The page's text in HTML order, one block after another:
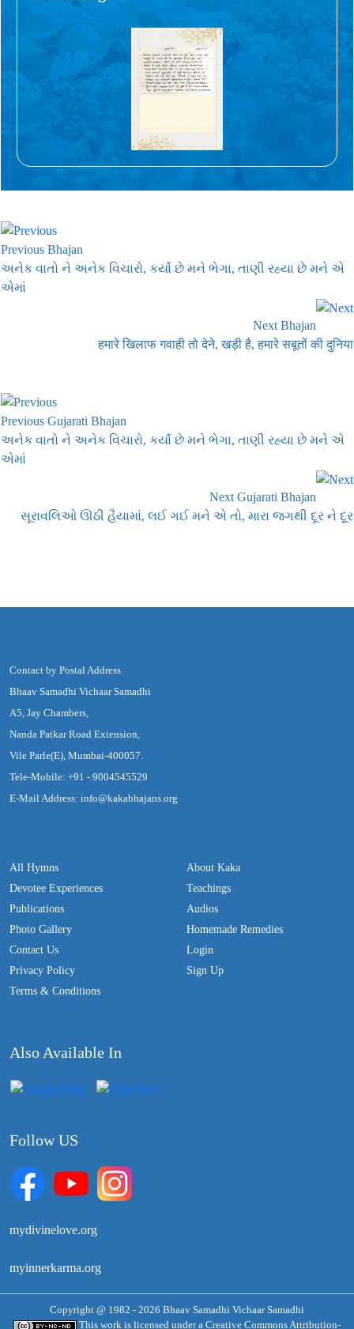
Previous Bhajan
અનેક વાતો ને અનેક વિચારો, કર્યાં છે મને ભેગા, તાણી રહ્યા છે મને એ
એમાં
Next Bhajan
हमारे खिलाफ गवाही तो देने, खड़ी है, हमारे सबूतों की दुनिया
Previous Gujarati Bhajan
અનેક વાતો ને અનેક વિચારો, કર્યાં છે મને ભેગા, તાણી રહ્યા છે મને એ
એમાં
Next Gujarati Bhajan
સૂરાવલિઓ ઊઠી હૈયામાં, લઈ ગઈ મને એ તો, મારા જગથી દૂર ને દૂર
Contact by Postal Address
Bhaav Samadhi Vichaar Samadhi
A5, Jay Chambers,
Nanda Patkar Road Extension,
Vile Parle(E), Mumbai-400057.
Tele-Mobile: +91 - 9004545529
E-Mail Address: info@kakabhajans.org
All Hymns
Devotee Experiences
Publications
Photo Gallery
Contact Us
Privacy Policy
Terms & Conditions
About Kaka
Teachings
Audios
Homemade Remedies
Login
Sign Up
Also Available In
Follow US
mydivinelove.org
myinnerkarma.org
Copyright @ 1982 - 2026 Bhaav Samadhi Vichaar Samadhi
This work is licensed under a Creative Commons Attribution-